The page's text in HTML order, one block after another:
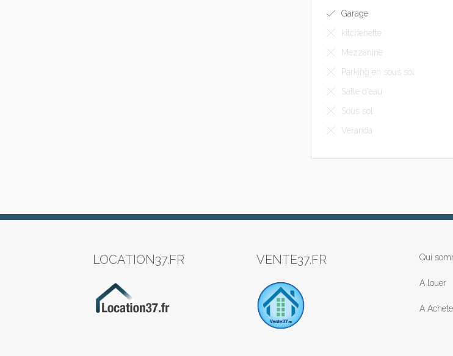
Garage
kitchenette
Mezzanine
Parking en sous sol
Salle d'eau
Sous sol
Véranda
LOCATION37.FR VENTE37.FR Qui
A louer
A